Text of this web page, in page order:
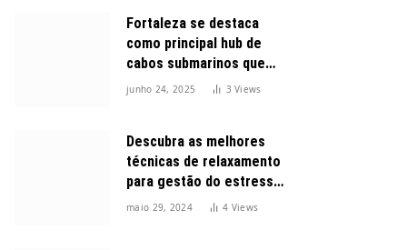
Fortaleza se destaca
como principal hub de
cabos submarinos que
conectam o Brasil ao
junho 24, 2025 3Views
Descubra as melhores
técnicas de relaxamento
para gestão do estresse
durante o dia
maio 29, 2024 4 Views